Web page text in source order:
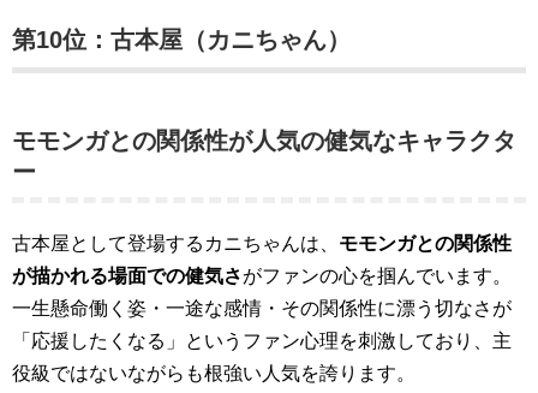
第10位：古本屋（カニちゃん）
モモンガとの関係性が人気の健気なキャラクタ
ー
古本屋として登場するカニちゃんは、 モモンガとの関係性
が描かれる場面での健気さがファンの心を掴んでいます。
一生懸命働く姿・一途な感情・その関係性に漂う切なさが
「応援したくなる」というファン心理を刺激しており、主
役級ではないながらも根強い人気を誇ります。